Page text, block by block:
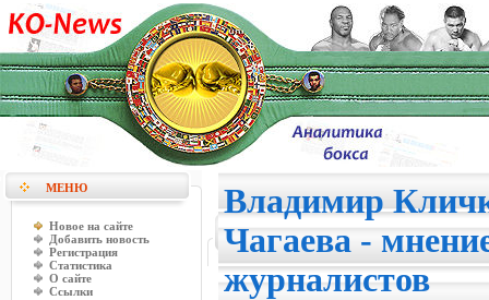
МЕНЮ
Новое на сайте
Добавить новость
Регистрация
Статистика
О сайте
Ссылки
Владимир
Чагаева -
журналистов